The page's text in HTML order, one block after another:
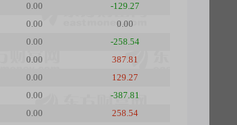
0.00
-129.27
0.00
0.00
0.00
-258.54
0.00
387.81
0.00
129.27
0.00
-387.81
0.00
258.54